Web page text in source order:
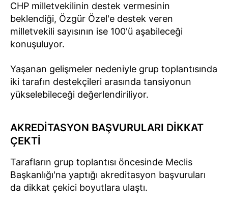
CHP milletvekilinin destek vermesinin
beklendiği, Özgür Özel'e destek veren
milletvekili sayısının ise 100'ü aşabileceği
konuşuluyor.
Yaşanan gelişmeler nedeniyle grup toplantısında
iki tarafın destekçileri arasında tansiyonun
yükselebileceği değerlendiriliyor.
AKREDİTASYON BAŞVURULARI DİKKAT
ÇEKTİ
Tarafların grup toplantısı öncesinde Meclis
Başkanlığı'na yaptığı akreditasyon başvuruları
da dikkat çekici boyutlara ulaştı.